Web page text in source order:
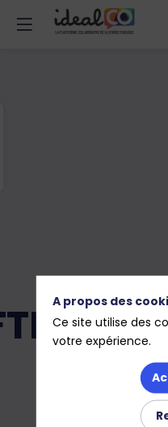
A propos des
Ce site utilise des
votre expérience.